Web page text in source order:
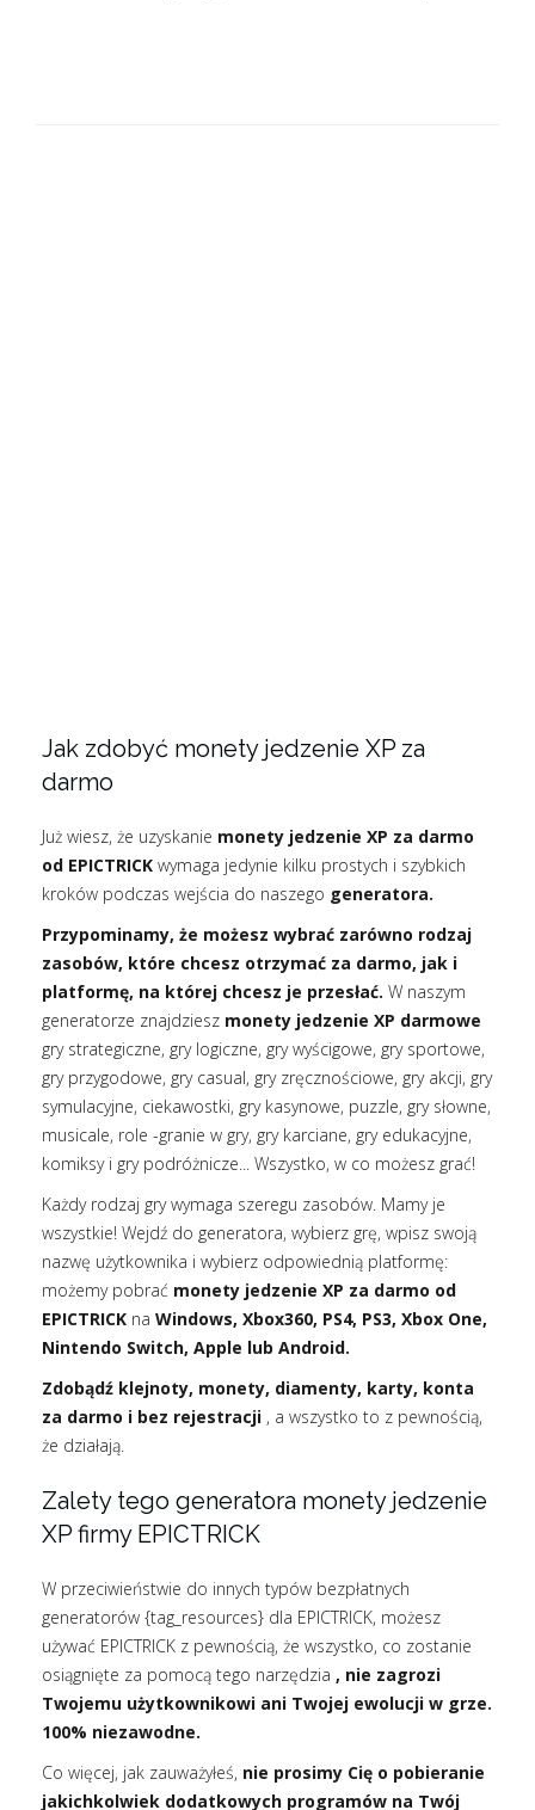
Jak zdobyć monety jedzenie XP za
darmo
Już wiesz, że uzyskanie monety jedzenie XP za darmo
od EPICTRICK wymaga jedynie kilku prostych i szybkich
kroków podczas wejścia do naszego generatora.
Przypominamy, że możesz wybrać zarówno rodzaj
zasobów, które chcesz otrzymać za darmo, jak i
platformę, na której chcesz je przesłać. W naszym
generatorze znajdziesz monety jedzenie XP darmowe
gry strategiczne, gry logiczne, gry wyścigowe, gry sportowe,
gry przygodowe, gry casual, gry zręcznościowe, gry akcji, gry
symulacyjne, ciekawostki, gry kasynowe, puzzle, gry słowne,
musicale, role -granie w gry, gry karciane, gry edukacyjne,
komiksy i gry podróżnicze... Wszystko, w co możesz grać!
Każdy rodzaj gry wymaga szeregu zasobów. Mamy je
wszystkie! Wejdź do generatora, wybierz grę, wpisz swoją
nazwę użytkownika i wybierz odpowiednią platformę:
możemy pobrać monety jedzenie XP za darmo od
EPICTRICK na Windows, Xbox360, PS4, PS3, Xbox One,
Nintendo Switch, Apple lub Android.
Zdobądź klejnoty, monety, diamenty, karty, konta
za darmo i bez rejestracji , a wszystko to z pewnością,
że działają.
Zalety tego generatora monety jedzenie
XP firmy EPICTRICK
W przeciwieństwie do innych typów bezpłatnych
generatorów {tag_resources} dla EPICTRICK, możesz
używać EPICTRICK z pewnością, że wszystko, co zostanie
osiągnięte za pomocą tego narzędzia , nie zagrozi
Twojemu użytkownikowi ani Twojej ewolucji w grze.
100% niezawodne.
Co więcej, jak zauważyłeś, nie prosimy Cię o pobieranie
jakichkolwiek dodatkowych programów na Twój